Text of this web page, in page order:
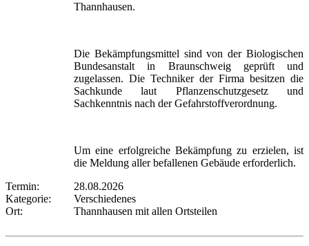
Thannhausen.
Die Bekämpfungsmittel sind von der Biologischen
Bundesanstalt in Braunschweig geprüft und
zugelassen. Die Techniker der Firma besitzen die
Sachkunde laut Pflanzenschutzgesetz und
Sachkenntnis nach der Gefahrstoffverordnung.
Um eine erfolgreiche Bekämpfung zu erzielen, ist
die Meldung aller befallenen Gebäude erforderlich.
Termin:
28.08.2026
Kategorie:
Verschiedenes
Ort:
Thannhausen mit allen Ortsteilen